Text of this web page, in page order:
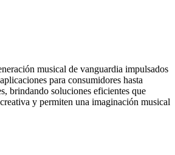
musical de vanguardia impulsados
para consumidores hasta
brindando soluciones eficientes que
y permiten una imaginación musical